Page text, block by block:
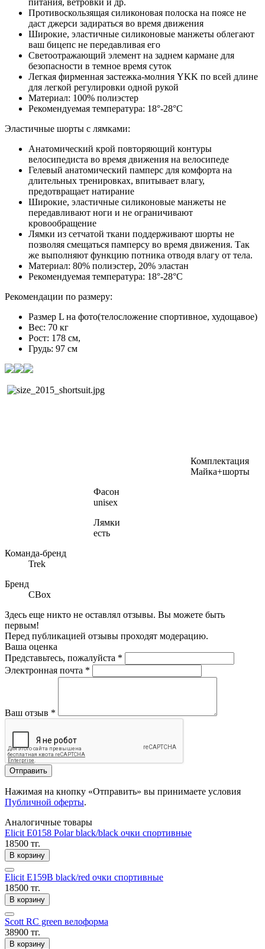
Противоскользящая силиконовая полоска на поясе не
даст джерси задираться во время движения
Широкие, эластичные силиконовые манжеты облегают
ваш бицепс не передавливая его
Светоотражающий элемент на заднем кармане для
безопасности в темное время суток
Легкая фирменная застежка-молния YKK по всей длине
для легкой регулировки одной рукой
Материал: 100% полиэстер
Рекомендуемая температура: 18°-28°C
Эластичные шорты с лямками:
Анатомический крой повторяющий контуры
велосипедиста во время движения на велосипеде
Гелевый анатомический памперс для комфорта на
длительных тренировках, впитывает влагу,
предотвращает натирание
Широкие, эластичные силиконовые манжеты не
передавливают ноги и не ограничивают
кровообращение
Лямки из сетчатой ткани поддерживают шорты не
позволяя смещаться памперсу во время движения. Так
же выполняют функцию потника отводя влагу от тела.
Материал: 80% полиэстер, 20% эластан
Рекомендуемая температура: 18°-28°C
Рекомендации по размеру:
Размер L на фото(телосложение спортивное, худощавое)
Вес: 70 кг
Рост: 178 см,
Грудь: 97 см
Комплектация
Майка+шорты
Фасон
unisex
Лямки
есть
Команда-бренд
Trek
Бренд
CBox
Здесь еще никто не оставлял отзывы. Вы можете быть
первым!
Перед публикацией отзывы проходят модерацию.
Ваша оценка
Представьтесь, пожалуйста *
Электронная почта *
Ваш отзыв *
Отправить
Нажимая на кнопку «Отправить» вы принимаете условия
Публичной оферты.
Аналогичные товары
Elicit E0158 Polar black/black очки спортивные
18500 тг.
В корзину
Elicit E159B black/red очки спортивные
18500 тг.
В корзину
Scott RC green велоформа
38900 тг.
В корзину